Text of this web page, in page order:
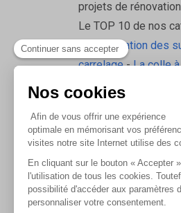
projets de
Le TOP 10 de nos
La préparation des
carrelage-La colle
pavilift
Le
Les accessoires
Les tablettes de